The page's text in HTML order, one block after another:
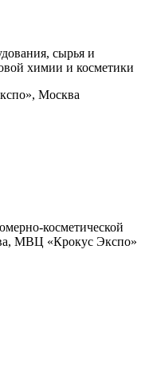
сырья и
химии и косметики
Москва
косметической
МВЦ «Крокус Экспо»